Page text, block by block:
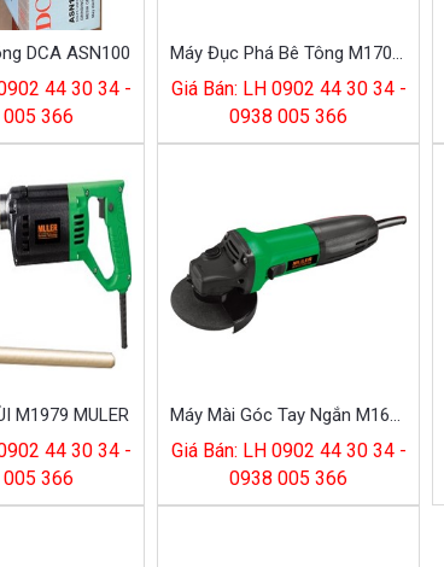
DCA ASN100
44 30 34 -
366
Máy Đục Phá Bê Tông M1700 (hộp Thiết)
Giá Bán: LH 0902 44 30 34 -
0938 005 366
M1979 MULER
44 30 34 -
366
Máy Mài Góc Tay Ngắn M169 (hộp Giấy)
Giá Bán: LH 0902 44 30 34 -
0938 005 366